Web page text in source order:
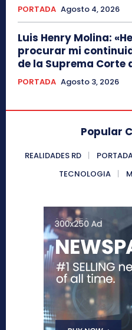
PORTADA Agosto 4, 2026
Luis Henry Molina:
procurar mi
de la Suprema Corte
PORTADA Agosto 3, 2026
Popular
REALIDADES RD
TECNOLOGIA